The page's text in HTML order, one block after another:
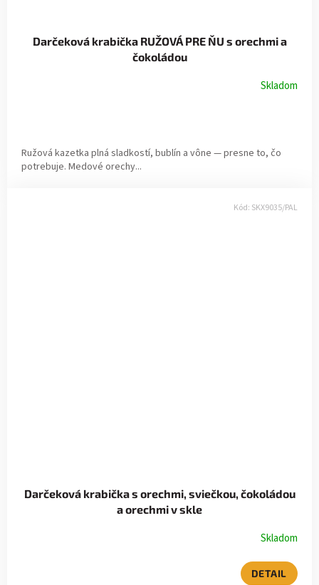
Darčeková krabička RUŽOVÁ PRE ŇU s orechmi a
čokoládou
Skladom
Ružová kazetka plná sladkostí, bublín a vône — presne to, čo
potrebuje. Medové orechy...
Darčeková krabička s orechmi, sviečkou, čokoládou
a orechmi v skle
Skladom
DETAIL
Kód: SKX9035/PAL